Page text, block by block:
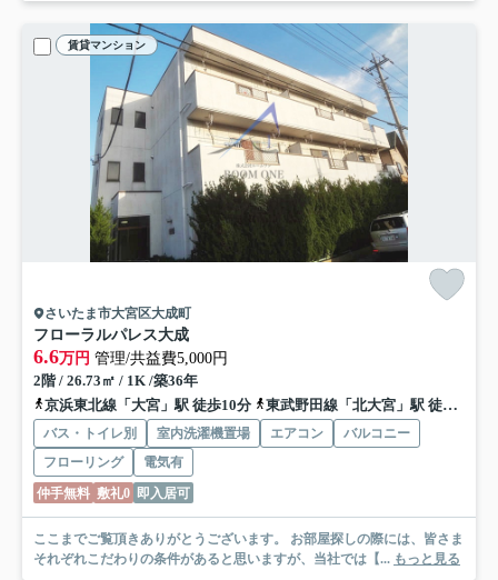
賃貸マンション
さいたま市大宮区大成町
フローラルパレス大成
6.6万円 管理/共益費5,000円
2階 / 26.73㎡ / 1K /築36年
京浜東北線「大宮」駅 徒歩10分
東武野田線「北大宮」駅 徒歩19分
バス・トイレ別 室内洗濯機置場 エアコン
バルコニー
フローリング
電気有
仲手無料 敷礼0 即入居可
ここまでご覧頂きありがとうございます。 お部屋探しの際には、皆さま
それぞれこだわりの条件があると思いますが、当社では【... もっと見る